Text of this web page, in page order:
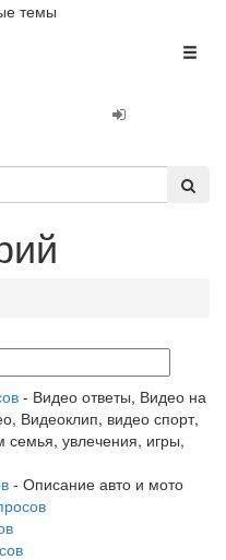
темы
- Видео ответы, Видео на
Видеоклип, видео спорт,
семья, увлечения, игры,
- Описание авто и мото